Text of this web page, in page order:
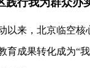
践行我为群众办
以来，北京临空
育成果转化成为“